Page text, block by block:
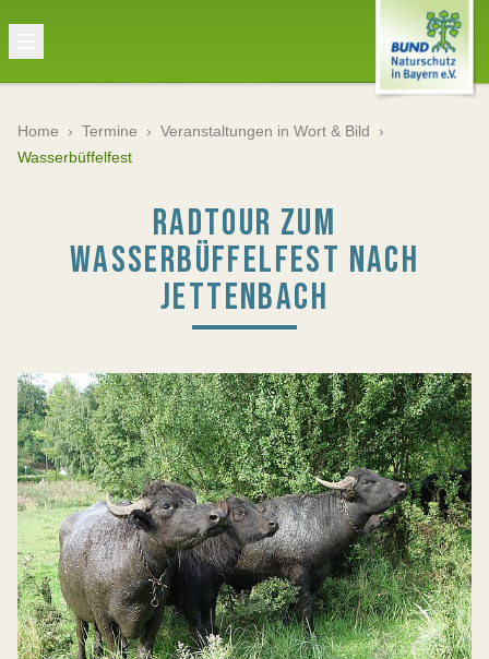
Home › Termine › Veranstaltungen in Wort & Bild ›
Wasserbüffelfest
RADTOUR ZUM
WASSERBÜFFELFEST NACH
JETTENBACH